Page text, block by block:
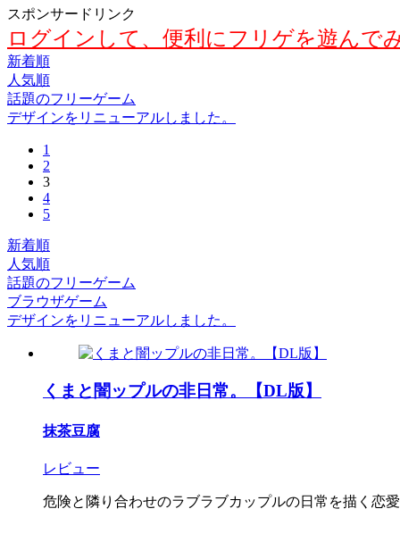
スポンサードリンク
ログインして、便利にフリゲを遊んで
新着順
人気順
話題のフリーゲーム
デザインをリニューアルしました。
1
2
3
4
5
新着順
人気順
話題のフリーゲーム
ブラウザゲーム
デザインをリニューアルしました。
くまと闇ップルの非日常。【DL版】
抹茶豆腐
レビュー
危険と隣り合わせのラブラブカップルの日常を描く恋